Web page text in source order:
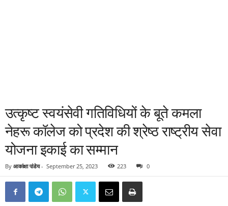
उत्कृष्ट स्वयंसेवी गतिविधियों के बूते कमला
नेहरू कॉलेज को प्रदेश की श्रेष्ठ राष्ट्रीय सेवा
योजना इकाई का सम्मान
By आकांक्षा पांडेय- September 25, 2023 223 0